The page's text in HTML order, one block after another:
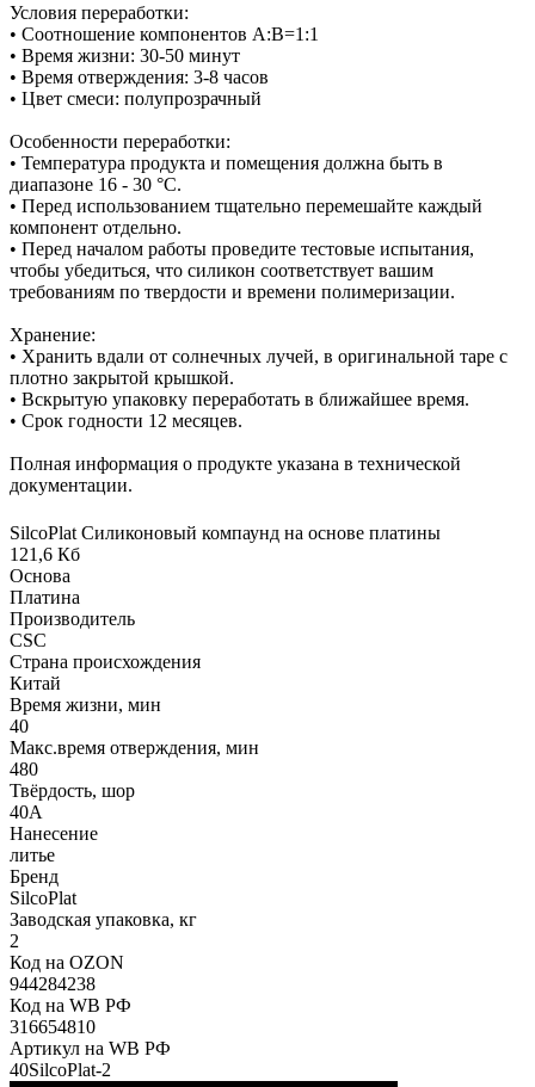
Условия переработки:
• Соотношение компонентов А:В=1:1
• Время жизни: 30-50 минут
• Время отверждения: 3-8 часов
• Цвет смеси: полупрозрачный
Особенности переработки:
• Температура продукта и помещения должна быть в
диапазоне 16 - 30 °C.
• Перед использованием тщательно перемешайте каждый
компонент отдельно.
• Перед началом работы проведите тестовые испытания,
чтобы убедиться, что силикон соответствует вашим
требованиям по твердости и времени полимеризации.
Хранение:
• Хранить вдали от солнечных лучей, в оригинальной таре с
плотно закрытой крышкой.
• Вскрытую упаковку переработать в ближайшее время.
• Срок годности 12 месяцев.
Полная информация о продукте указана в технической
документации.
SilcoPlat Силиконовый компаунд на основе платины
121,6 Кб
Основа
Платина
Производитель
CSC
Страна происхождения
Китай
Время жизни, мин
40
Макс.время отверждения, мин
480
Твёрдость, шор
40А
Нанесение
литье
Бренд
SilcoPlat
Заводская упаковка, кг
2
Код на OZON
944284238
Код на WB РФ
316654810
Артикул на WB РФ
40SilcoPlat-2